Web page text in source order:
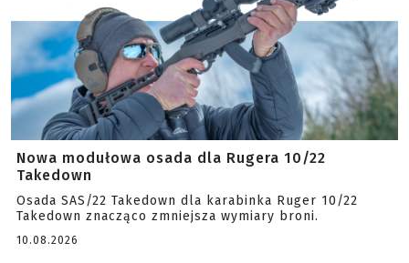
Nowa modułowa osada dla Rugera 10/22
Takedown
Osada SAS/22 Takedown dla karabinka Ruger 10/22
Takedown znacząco zmniejsza wymiary broni.
10.08.2026